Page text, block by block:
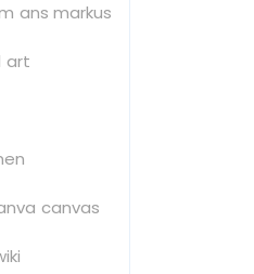
ans markus
art
canvas